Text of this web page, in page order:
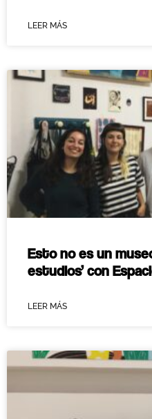
LEER MÁS
Esto no es un
estudios’ con
LEER MÁS